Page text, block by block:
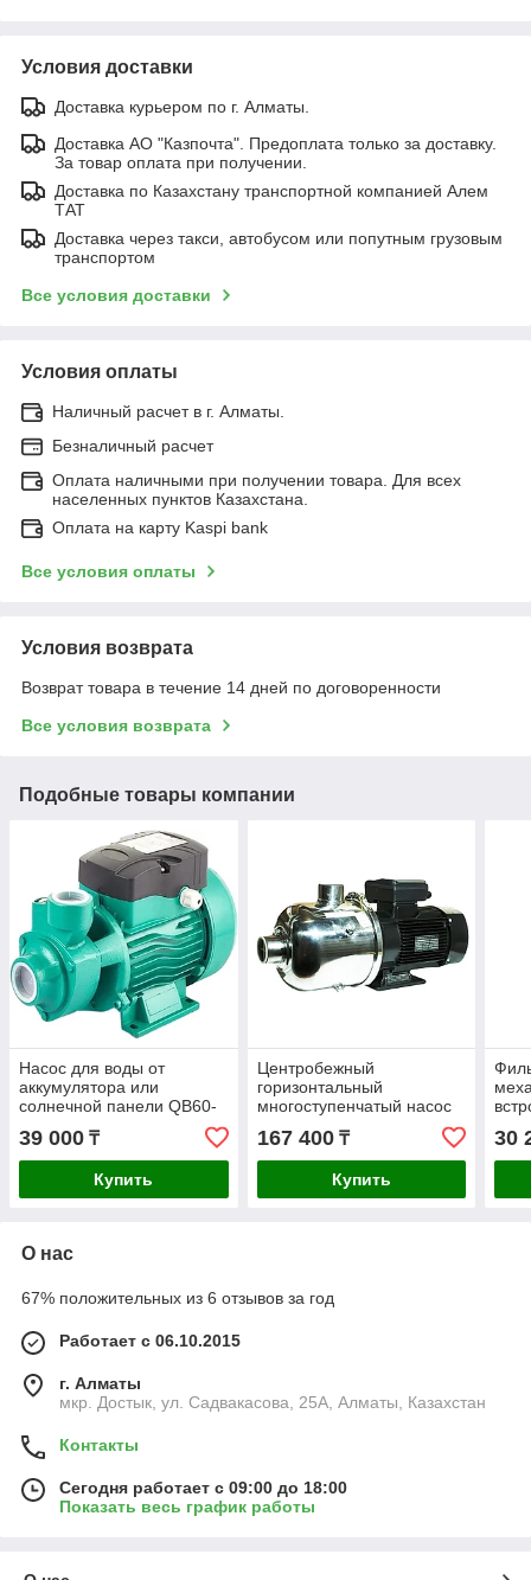
Условия доставки
Доставка курьером по г. Алматы.
Доставка АО "Казпочта". Предоплата только за доставку.
За товар оплата при получении.
Доставка по Казахстану транспортной компанией Алем
ТАТ
Доставка через такси, автобусом или попутным грузовым
транспортом
Все условия доставки
Условия оплаты
Наличный расчет в г. Алматы.
Безналичный расчет
Оплата наличными при получении товара. Для всех
населенных пунктов Казахстана.
Оплата на карту Kaspi bank
Все условия оплаты
Условия возврата
Возврат товара в течение 14 дней по договоренности
Все условия возврата
Подобные товары компании
Насос для воды от
аккумулятора или
солнечной панели QB60-
12- 200Вт, 25м, 2,1 м3/ч,
12В
39 000 ₸
Купить
Центробежный
горизонтальный
многоступенчатый насос
для холодной и горячей
воды SHIMGE BW8-4,
39м, 10 м3/ч
167 400₸
Купить
30
О нас
67% положительных из 6 отзывов за год
Работает с 06.10.2015
г. Алматы
мкр. Достык, ул. Садвакасова, 25А, Алматы, Казахстан
Контакты
Сегодня работает с 09:00 до 18:00
Показать весь график работы